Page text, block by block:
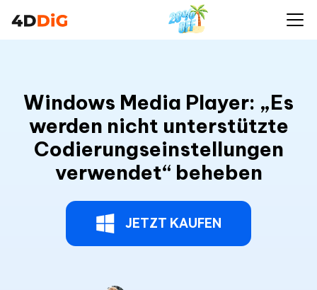
Windows Media Player: „Es
werden nicht unterstützte
Codierungseinstellungen
verwendet“ beheben
JETZT KAUFEN